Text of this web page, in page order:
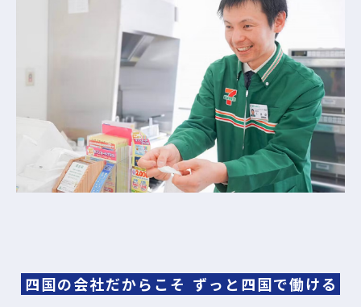
四国の会社だからこそ ずっと四国で働ける